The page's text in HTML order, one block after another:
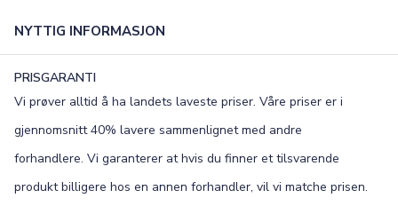
Script MT Corinthia
NYTTIG INFORMASJON
PRISGARANTI
Vi prøver alltid å ha landets laveste priser. Våre priser er i
gjennomsnitt 40% lavere sammenlignet med andre
forhandlere. Vi garanterer at hvis du finner et tilsvarende
produkt billigere hos en annen forhandler, vil vi matche prisen.